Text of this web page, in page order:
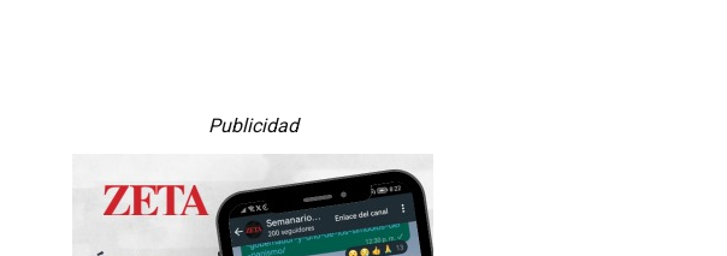
Publicidad